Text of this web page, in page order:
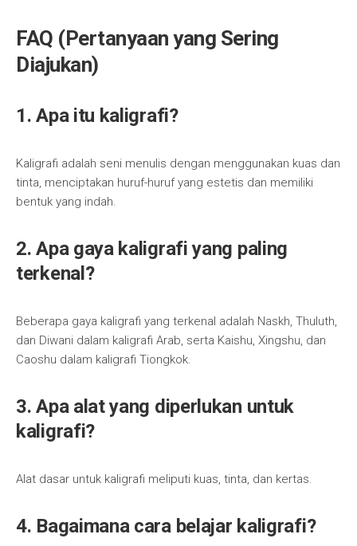
FAQ (Pertanyaan yang Sering
Diajukan)
1. Apa itu kaligrafi?
Kaligrafi adalah seni menulis dengan menggunakan kuas dan
tinta, menciptakan huruf-huruf yang estetis dan memiliki
bentuk yang indah.
2. Apa gaya kaligrafi yang paling
terkenal?
Beberapa gaya kaligrafi yang terkenal adalah Naskh, Thuluth,
dan Diwani dalam kaligrafi Arab, serta Kaishu, Xingshu, dan
Caoshu dalam kaligrafi Tiongkok.
3. Apa alat yang diperlukan untuk
kaligrafi?
Alat dasar untuk kaligrafi meliputi kuas, tinta, dan kertas.
4. Bagaimana cara belajar kaligrafi?